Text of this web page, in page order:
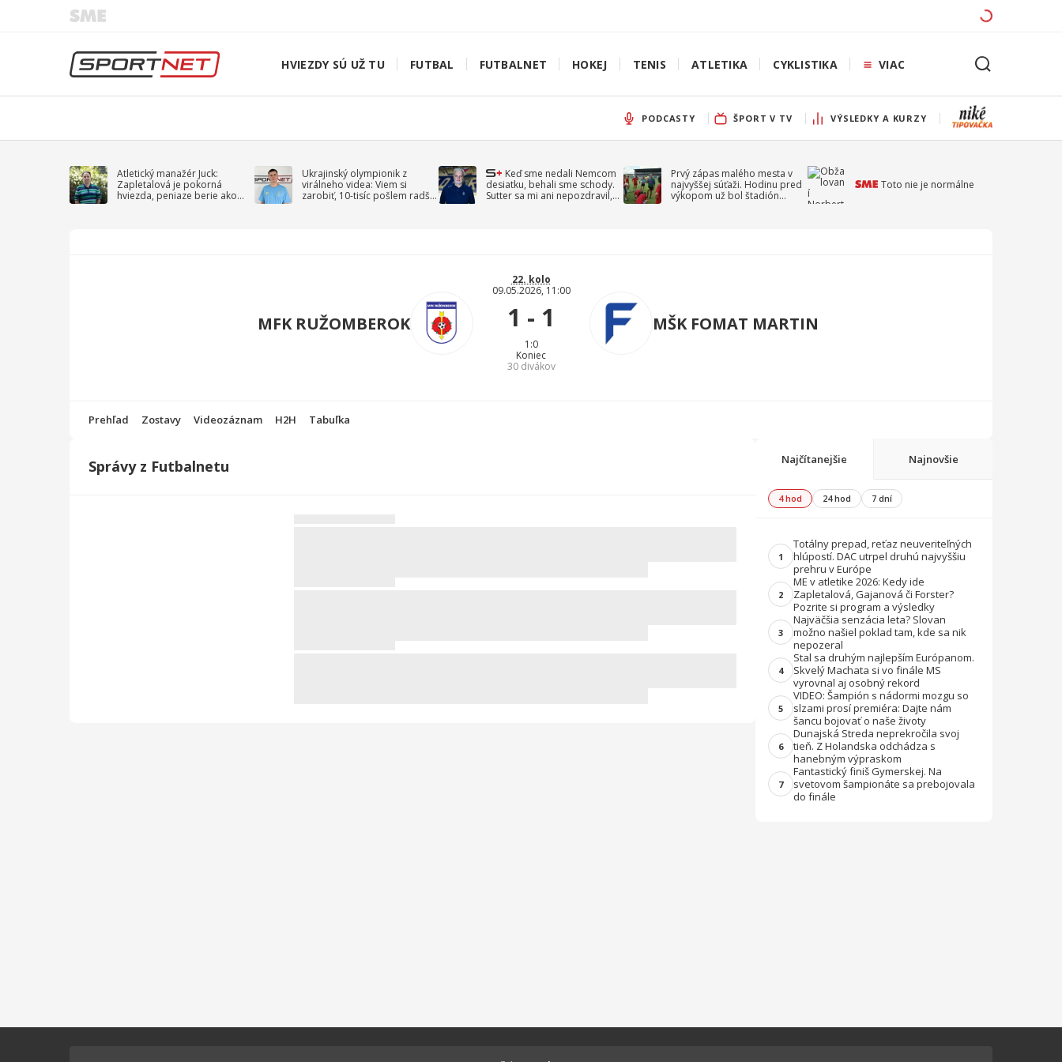
HVIEZDY SÚ UŽ TU FUTBAL FUTBALNET HOKEJ TENIS ATLETIKA CYKLISTIKA VIAC
PODCASTY ŠPORT V TV VÝSLEDKY A KURZY
Atletický manažér Juck:
Zapletalová je pokorná
hviezda, peniaze berie ako
Ukrajinský olympionik z
virálneho videa: Viem si
zarobiť, 10-tisíc pošlem radšej
Keď sme nedali Nemcom
desiatku, behali sme schody.
Sutter sa mi ani nepozdravil,
Prvý zápas malého mesta v
najvyššej súťaži. Hodinu pred
výkopom už bol štadión
Toto nie je normálne
MFK RUŽOMBEROK
22. kolo
09.05.2026, 11:00
1 - 1
1:0
Koniec
30divákov
MŠK FOMAT MARTIN
Prehľad Zostavy Videozáznam H2H Tabuľka
Správy z Futbalnetu Najčítanejšie Najnovšie
4 hod 24 hod 7 dní
1
Totálny prepad, reťaz neuveriteľných
hlúpostí. DAC utrpel druhú najvyššiu
prehru v Európe
2
ME v atletike 2026: Kedy ide
Zapletalová, Gajanová či Forster?
Pozrite si program a výsledky
3
Najväčšia senzácia leta? Slovan
možno našiel poklad tam, kde sa nik
nepozeral
4
Stal sa druhým najlepším Európanom.
Skvelý Machata si vo finále MS
vyrovnal aj osobný rekord
5
VIDEO: Šampión s nádormi mozgu so
slzami prosí premiéra: Dajte nám
šancu bojovať o naše životy
6
Dunajská Streda neprekročila svoj
tieň. Z Holandska odchádza s
hanebným výpraskom
7
Fantastický finiš Gymerskej. Na
svetovom šampionáte sa prebojovala
do finále